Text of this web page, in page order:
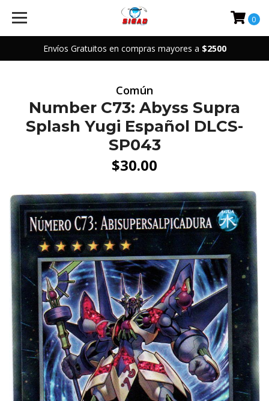
Envíos Gratuitos en compras mayores a $2500
0
Común
Number C73: Abyss Supra
Splash Yugi Español DLCS-
SP043
$30.00